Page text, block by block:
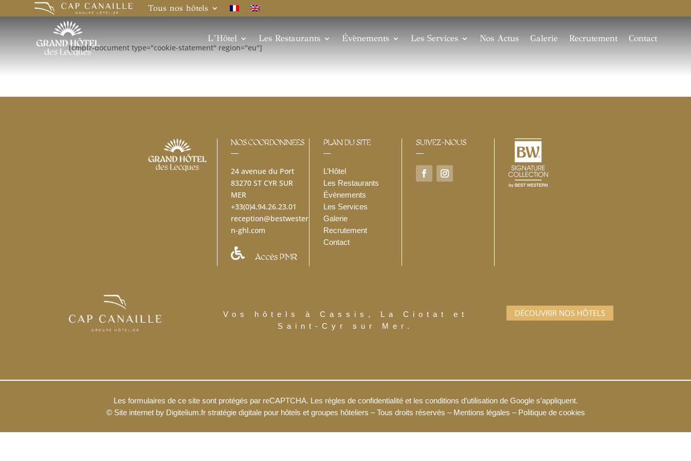
Tous nos hôtels
L’Hôtel Les Restaurants Évènements Les Services Nos Actus Galerie Recrutement Contact
[cmplz-document type="cookie-statement" region="eu"]
NOS COORDONNEES
24 avenue du Port
83270 ST CYR SUR
MER
+33(0)4.94.26.23.01
reception@bestwester
n-ghl.com
 Accès PMR
PLAN DU SITE
L’Hôtel
Les Restaurants
Évènements
Les Services
Galerie
Recrutement
Contact
SUIVEZ-NOUS
Vos hôtels à Cassis, La Ciotat et
Saint-Cyr sur Mer.
DÉCOUVRIR NOS HÔTELS
Les formulaires de ce site sont protégés par reCAPTCHA. Les règles de confidentialité et les conditions d’utilisationde Google s’appliquent.
© Site internet by Digitelium.fr stratégie digitale pour hôtels et groupes hôteliers – Tous droits réservés – Mentions légales – Politique de cookies